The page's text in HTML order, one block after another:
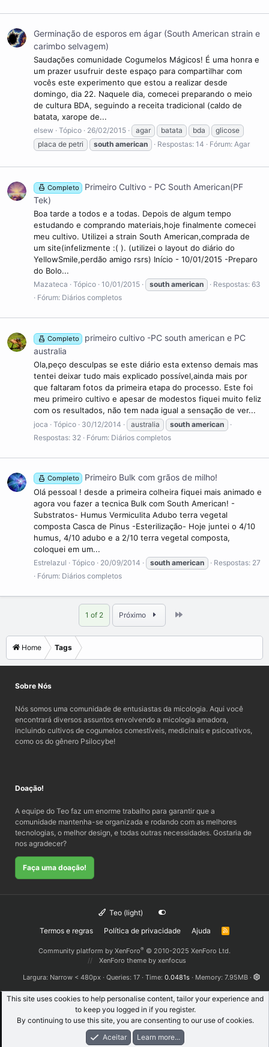
Germinação de esporos em ágar (South American strain e
carimbo selvagem)
Saudações comunidade Cogumelos Mágicos! É uma honra e
um prazer usufruir deste espaço para compartilhar com
vocês este experimento que estou a realizar desde
domingo, dia 22. Naquele dia, comecei preparando o meio
de cultura BDA, seguindo a receita tradicional (caldo de
batata, xarope de...
elsew Tópico 26/02/2015 agar batata bda
glicose
placa de petri
south american Respostas: 14 Fórum: Agar
Completo
Primeiro Cultivo - PC South American(PF
Tek)
Boa tarde a todos e a todas. Depois de algum tempo
estudando e comprando materiais,hoje finalmente comecei
meu cultivo. Utilizei a strain South American,comprada de
um site(infelizmente :( ). (utilizei o layout do diário do
YellowSmile,perdão amigo rsrs) Início - 10/01/2015 -Preparo
do Bolo...
Mazateca Tópico 10/01/2015 south american
Respostas: 63
Fórum: Diários completos
Completo
primeiro cultivo -PC south american e PC
australia
Ola,peço desculpas se este diário esta extenso demais mas
tentei deixar tudo mais explicado possível,ainda mais por
que faltaram fotos da primeira etapa do processo. Este foi
meu primeiro cultivo e apesar de modestos fiquei muito feliz
com os resultados, não tem nada igual a sensação de ver...
joca Tópico 30/12/2014 australia south american
Respostas: 32
Fórum: Diários completos
Completo Primeiro Bulk com grãos de milho!
Olá pessoal ! desde a primeira colheira fiquei mais animado e
agora vou fazer a tecnica Bulk com South American! -
Substratos- Humus Vermiculita Adubo terra vegetal
composta Casca de Pinus -Esterilização- Hoje juntei o 4/10
humus, 4/10 adubo e a 2/10 terra vegetal composta,
coloquei em um...
Estrelazul Tópico 20/09/2014 south american
Respostas: 27
Fórum: Diários completos
1 of 2 Próximo
Home Tags
Sobre Nós
Nós somos uma comunidade de entusiastas da micologia. Aqui você
encontrará diversos assuntos envolvendo a micologia amadora,
incluindo cultivos de cogumelos comestíveis, medicinais e psicoativos,
como os do gênero Psilocybe!
Doação!
A equipe do Teo faz um enorme trabalho para garantir que a
comunidade mantenha-se organizada e rodando com as melhores
tecnologias, o melhor design, e todas outras necessidades. Gostaria de
nos agradecer?
Faça uma doação!
Teo (light)
Termos e regras
Política de privacidade Ajuda
R
Community platform by XenForo® © 2010-2025 XenForo Ltd.
XenForo theme by xenfocus
Largura
Queries 17 Time 0.0481s Memory 7.95MB
This site uses cookies to help personalise content, tailor your experience and
to keep you logged in if you register.
By continuing to use this site, you are consenting to our use of cookies.
Aceitar
Learn more...